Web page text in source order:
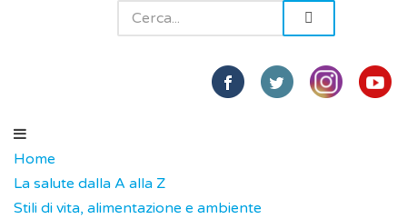
Home
La salute dalla A alla Z
Stili di vita, alimentazione e ambiente